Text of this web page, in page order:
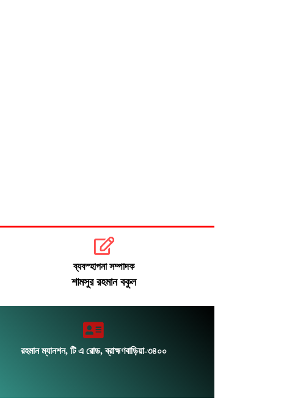
ব্যবস্হাপনা সম্পাদক
শামসুর রহমান বকুল
রহমান ম্যানশন, টি এ রোড, ব্রাহ্মণবাড়িয়া-৩৪০০